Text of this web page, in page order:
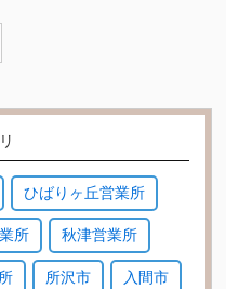
ひばりヶ丘営業所
所 秋津営業所
所沢市 入間市